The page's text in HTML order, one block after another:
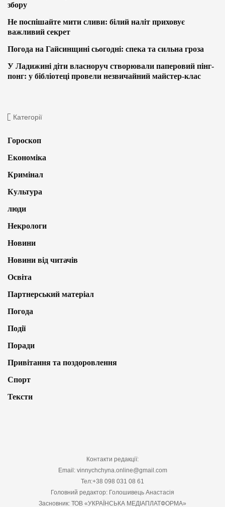
збору
Не поспішайте мити сливи: білий наліт приховує
важливий секрет
Погода на Гайсинщині сьогодні: спека та сильна гроза
У Ладижині діти власноруч створювали паперовий пінг-
понг: у бібліотеці провели незвичайний майстер-клас
Категорії
Гороскоп
Економіка
Кримінал
Культура
люди
Некрологи
Новини
Новини від читачів
Освіта
Партнерський матеріал
Погода
Події
Поради
Привітання та поздоровлення
Спорт
Тексти
Контакти редакції:
Email: vinnychchyna.online@gmail.com
Тел:+38 098 031 08 61
Головний редактор: Голошивець Анастасія
Засновник: ТОВ «УКРАЇНСЬКА МЕДІАПЛАТФОРМА»